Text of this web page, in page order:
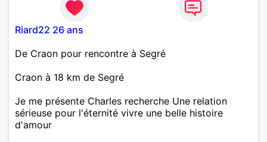
Riard22 26 ans
De Craon pour rencontre à Segré
Craon à 18 km de Segré
Je me présente Charles recherche Une relation
sérieuse pour l'éternité vivre une belle histoire
d'amour